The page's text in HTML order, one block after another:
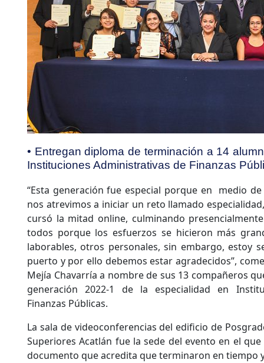
• Entregan diploma de terminación a 14
Instituciones Administrativas de Finanzas
“Esta generación fue especial porque en medio
nos atrevimos a iniciar un reto llamado
cursó la mitad online, culminando
todos porque los esfuerzos se hicieron más
laborables, otros personales, sin embargo, estoy
puerto y por ello debemos estar agradecidos”,
Mejía Chavarría a nombre de sus 13 compañeros
generación 2022-1 de la especialidad en
Finanzas Públicas.
La sala de videoconferencias del edificio de
Superiores Acatlán fue la sede del evento en el
documento que acredita que terminaron en tiempo